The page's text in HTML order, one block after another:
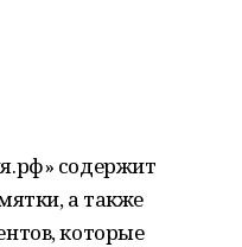
содержит
а также
которые